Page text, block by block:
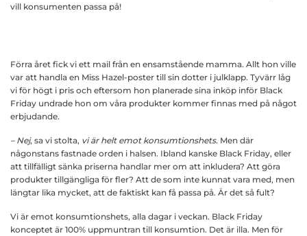
vill konsumenten passa på!
Förra året fick vi ett mail från en ensamstående mamma. Allt hon ville
var att handla en Miss Hazel-poster till sin dotter i julklapp. Tyvärr låg
vi för högt i pris och eftersom hon planerade sina inköp inför Black
Friday undrade hon om våra produkter kommer finnas med på något
erbjudande.
– Nej, sa vi stolta, vi är helt emot konsumtionshets. Men där
någonstans fastnade orden i halsen. Ibland kanske Black Friday, eller
att tillfälligt sänka priserna handlar mer om att inkludera? Att göra
produkter tillgängliga för fler? Att de som inte kunnat vara med, men
längtar lika mycket, att de faktiskt kan få passa på. Är det så fult?
Vi är emot konsumtionshets, alla dagar i veckan. Black Friday
konceptet är 100% uppmuntran till konsumtion. Det är illa. Men för